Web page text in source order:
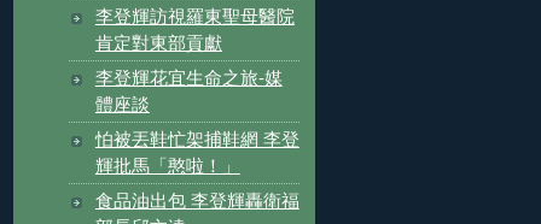
李登輝訪視羅東聖母醫院
肯定對東部貢獻
李登輝花宜生命之旅-媒
體座談
怕被丟鞋忙架捕鞋網 李登
輝批馬「憨啦！」
食品油出包 李登輝轟衛福